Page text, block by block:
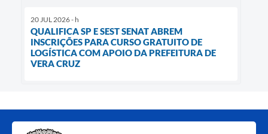
20 JUL 2026 - h
QUALIFICA SP E SEST SENAT ABREM
INSCRIÇÕES PARA CURSO GRATUITO DE
LOGÍSTICA COM APOIO DA PREFEITURA DE
VERA CRUZ